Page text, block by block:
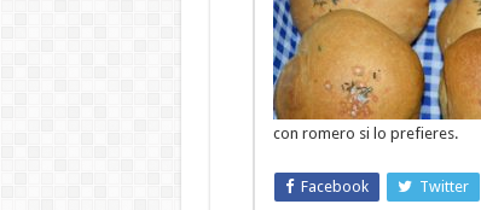
con romero si lo prefieres.
Facebook Twitter